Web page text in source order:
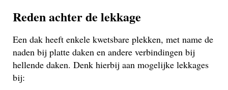
Reden achter de lekkage
Een dak heeft enkele kwetsbare plekken, met name de
naden bij platte daken en andere verbindingen bij
hellende daken. Denk hierbij aan mogelijke lekkages
bij: